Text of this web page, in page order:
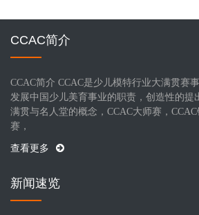
CCAC简介
CCAC简介 CCAC是少儿模特行业大满贯赛
发展中国少儿美育事业的职责，创造性的提
满贯与名人堂的概念，CCAC大师赛，
赛，
查看更多
新闻速览